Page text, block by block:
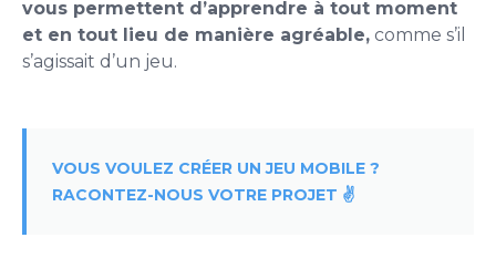
vous permettent d’apprendre à tout moment
et en tout lieu de manière agréable, comme s’il
s’agissait d’un jeu.
VOUS VOULEZ CRÉER UN JEU MOBILE ?
RACONTEZ-NOUS VOTRE PROJET ✌️